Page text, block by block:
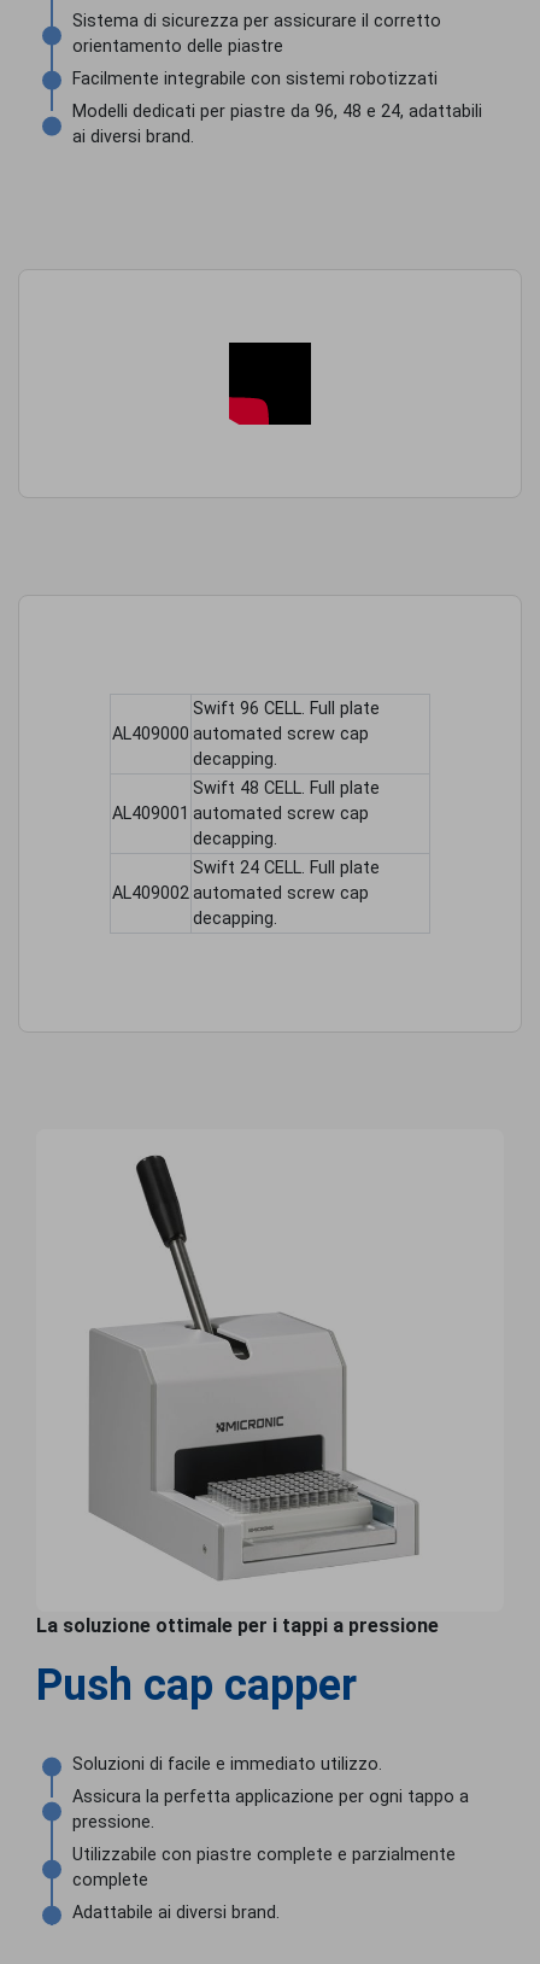
Sistema di sicurezza per assicurare il corretto
orientamento delle piastre
Facilmente integrabile con sistemi robotizzati
Modelli dedicati per piastre da 96, 48 e 24, adattabili
ai diversi brand.
AL409000
Swift 96 CELL. Full plate
automated screw cap
decapping.
AL409001
Swift 48 CELL. Full plate
automated screw cap
decapping.
AL409002
Swift 24 CELL. Full plate
automated screw cap
decapping.
La soluzione ottimale per i tappi a pressione
Push cap capper
Soluzioni di facile e immediato utilizzo.
Assicura la perfetta applicazione per ogni tappo a
pressione.
Utilizzabile con piastre complete e parzialmente
complete
Adattabile ai diversi brand.